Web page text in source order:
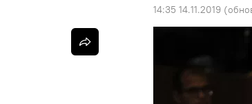
14:35 14.11.2019